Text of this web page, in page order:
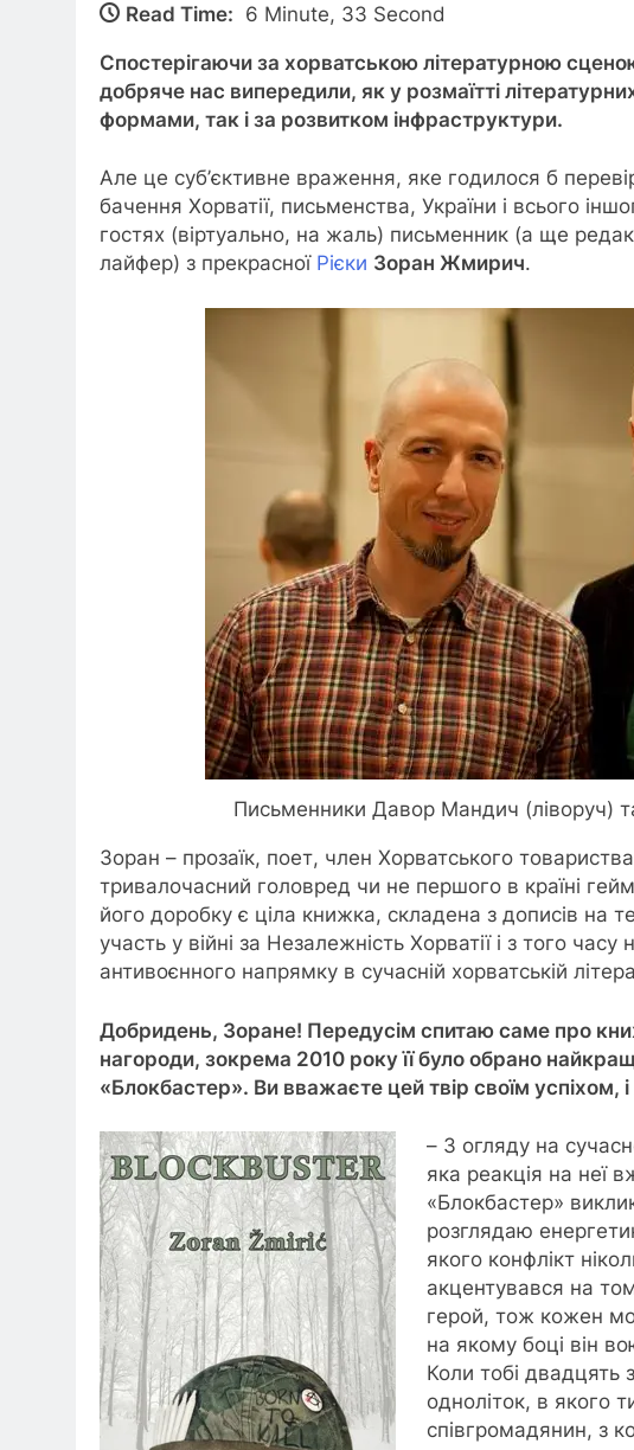
Read Time: 6 Minute, 33 Second
Спостерігаючи за хорватською літературною
добряче нас випередили, як у розмаїтті
формами, так і за розвитком інфраструктури.
Але це суб’єктивне враження, яке годилося б
бачення Хорватії, письменства, України і всього
гостях (віртуально, на жаль) письменник (а ще
лайфер) з прекрасної Рієки Зоран Жмирич.
Письменники Давор Мандич (ліворуч)
Зоран – прозаїк, поет, член Хорватського
тривалочасний головред чи не першого в країні
його доробку є ціла книжка, складена з дописів на
участь у війні за Незалежність Хорватії і з того
антивоєнного напрямку в сучасній хорватській
Добридень, Зоране! Передусім спитаю саме про
нагороди, зокрема 2010 року її було обрано
«Блокбастер». Ви вважаєте цей твір своїм успіхом, і
– З огляду на
яка реакція на неї
«Блокбастер»
розглядаю
якого конфлікт
акцентувався на
герой, тож кожен
на якому боці він
Коли тобі двадцять
одноліток, в якого
співгромадянин, з